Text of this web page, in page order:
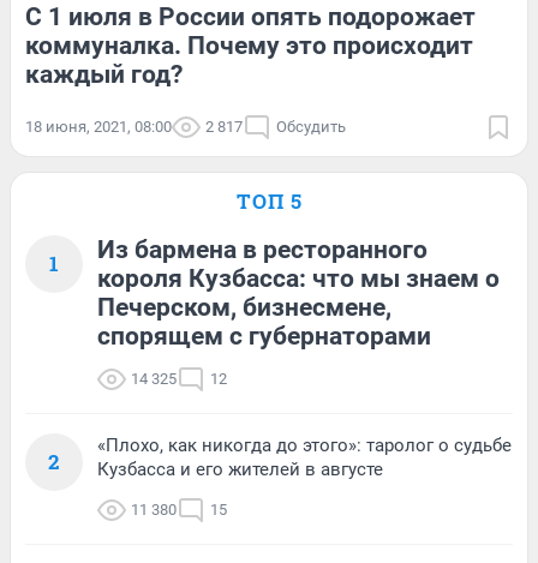
С 1 июля в России опять подорожает
коммуналка. Почему это происходит
каждый год?
18 июня, 2021, 08:00 2 817 Обсудить
ТОП 5
1
Из бармена в ресторанного
короля Кузбасса: что мы знаем о
Печерском, бизнесмене,
спорящем с губернаторами
14 325 12
2
«Плохо, как никогда до этого»: таролог о судьбе
Кузбасса и его жителей в августе
11 380 15